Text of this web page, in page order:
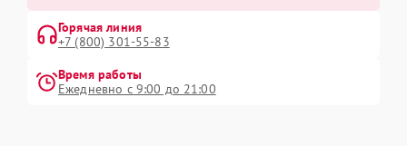
Горячая линия
+7 (800) 301-55-83
Время работы
Ежедневно с 9:00 до 21:00